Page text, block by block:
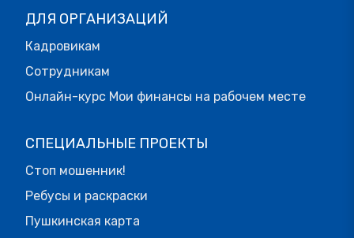
ДЛЯ ОРГАНИЗАЦИЙ
Кадровикам
Сотрудникам
Онлайн-курс Мои финансы на рабочем месте
СПЕЦИАЛЬНЫЕ ПРОЕКТЫ
Стоп мошенник!
Ребусы и раскраски
Пушкинская карта